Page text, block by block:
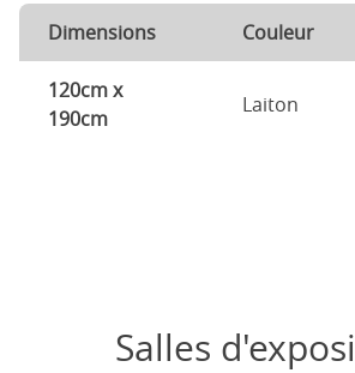
Dimensions Couleur
120cm x
190cm
Laiton
Salles